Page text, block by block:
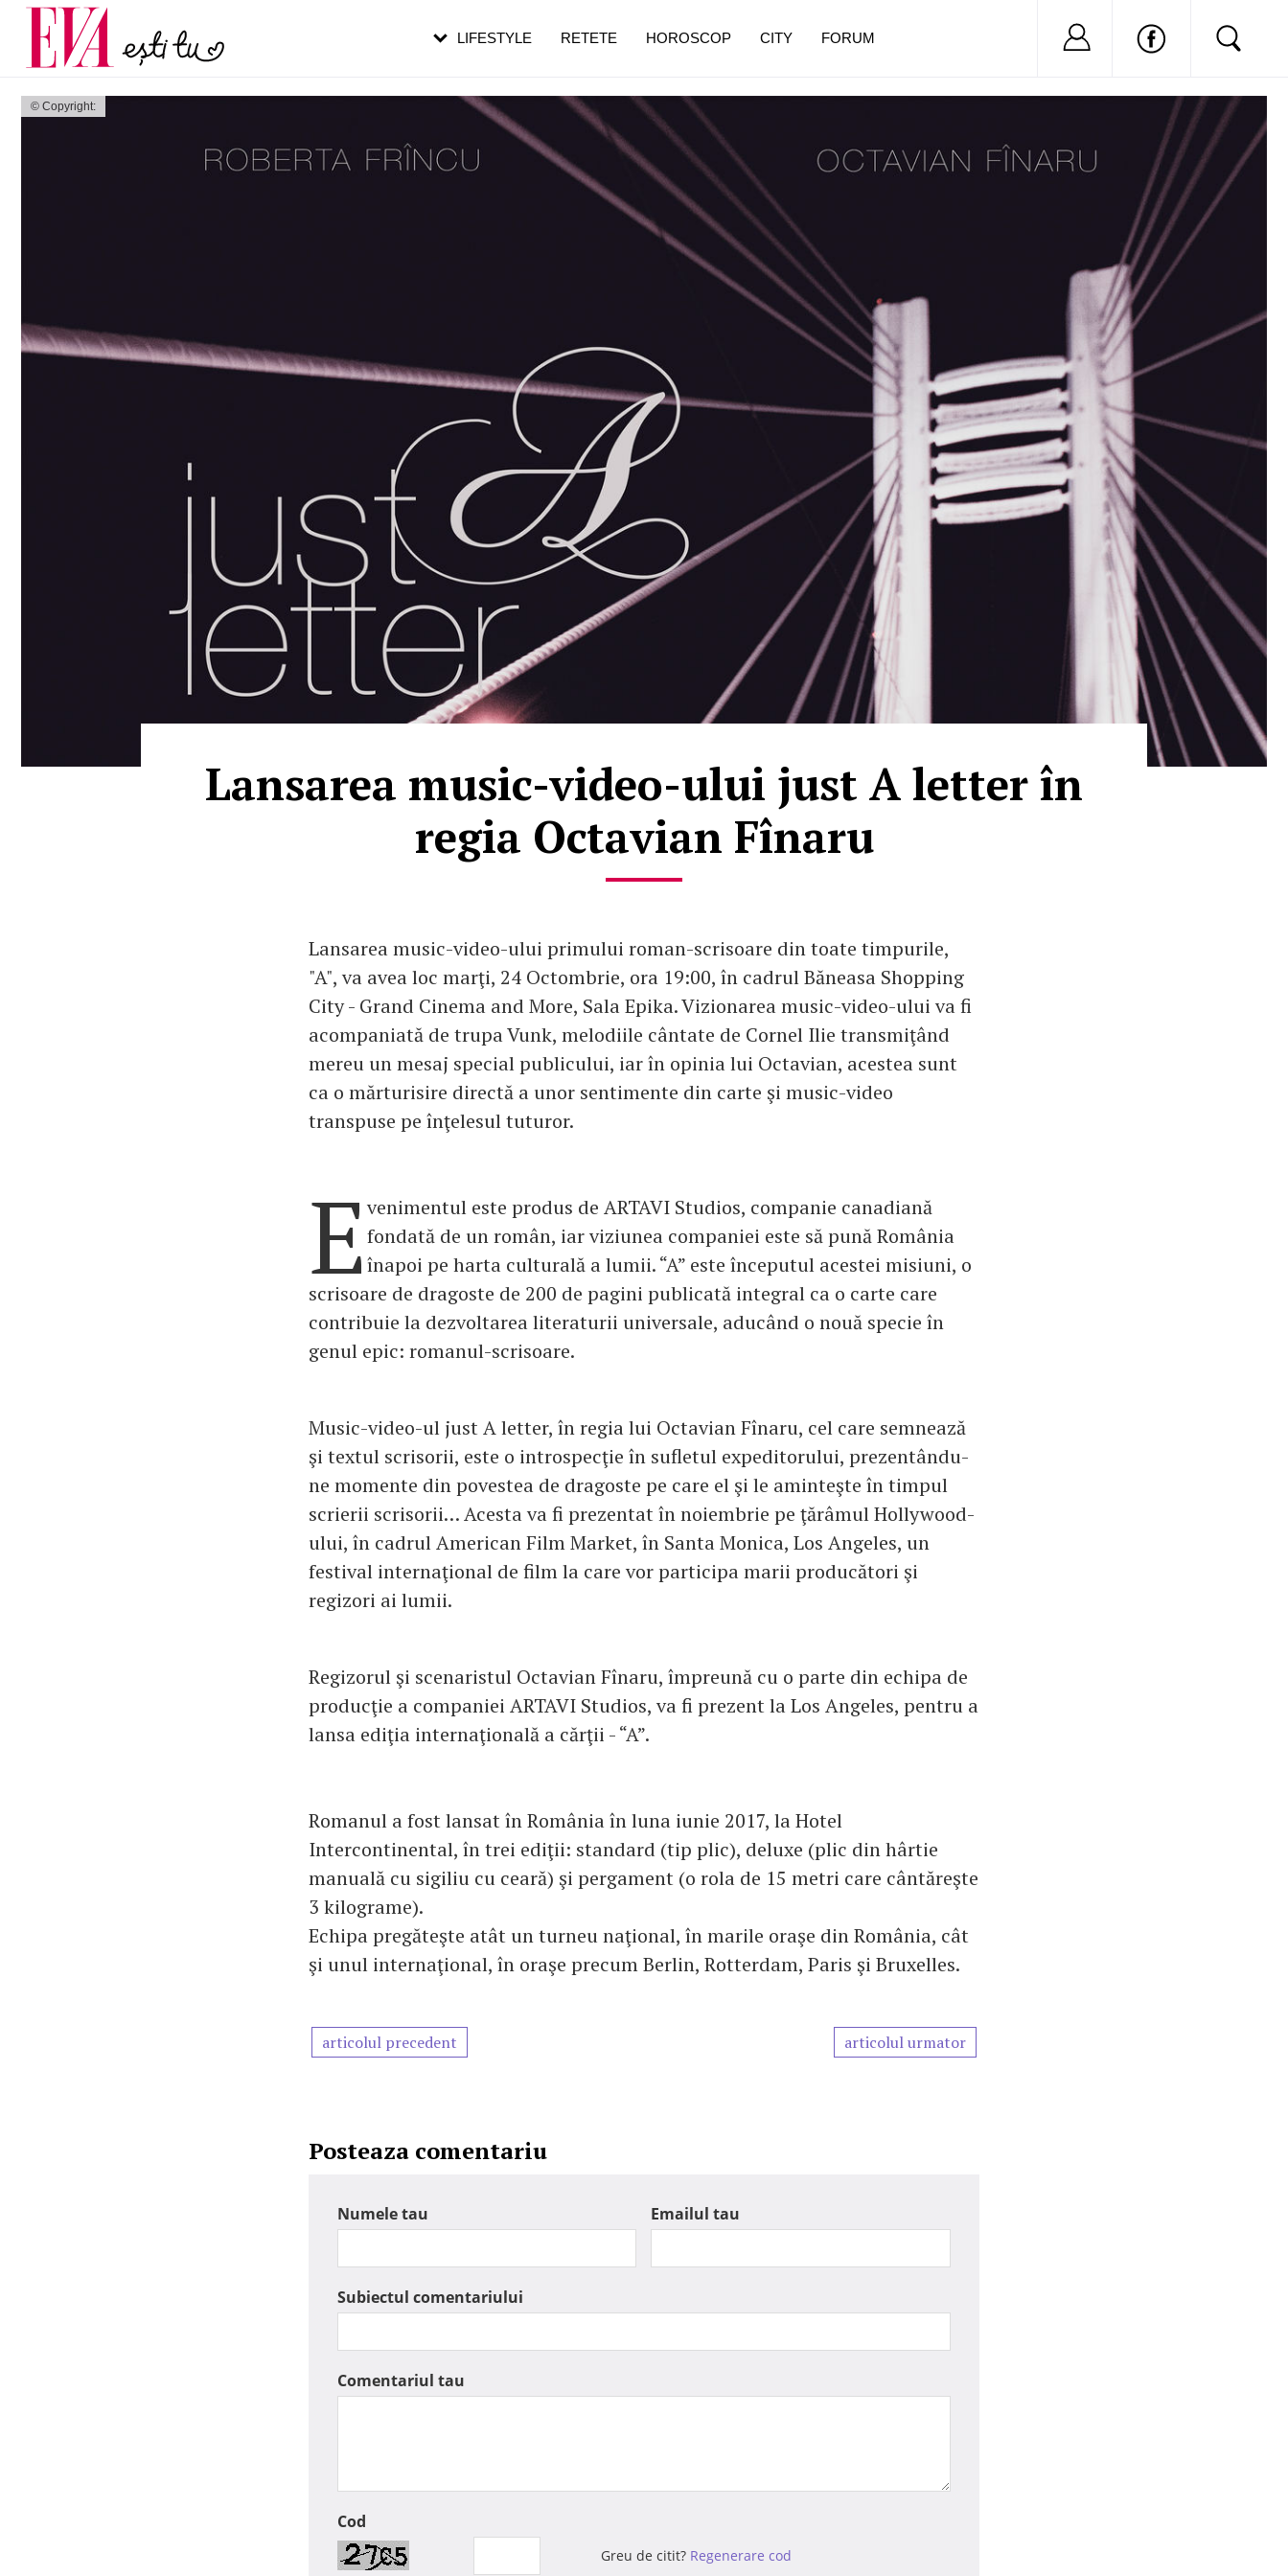
© Copyright:
Lansarea music-video-ului just A letter în
regia Octavian Fînaru
Lansarea music-video-ului primului roman-scrisoare din toate timpurile,
"A", va avea loc marţi, 24 Octombrie, ora 19:00, în cadrul Băneasa Shopping
City - Grand Cinema and More, Sala Epika. Vizionarea music-video-ului va fi
acompaniată de trupa Vunk, melodiile cântate de Cornel Ilie transmiţând
mereu un mesaj special publicului, iar în opinia lui Octavian, acestea sunt
ca o mărturisire directă a unor sentimente din carte şi music-video
transpuse pe înţelesul tuturor.
E venimentul este produs de ARTAVI Studios, companie canadiană
fondată de un român, iar viziunea companiei este să pună România
înapoi pe harta culturală a lumii. “A” este începutul acestei misiuni, o
scrisoare de dragoste de 200 de pagini publicată integral ca o carte care
contribuie la dezvoltarea literaturii universale, aducând o nouă specie în
genul epic: romanul-scrisoare.
Music-video-ul just A letter, în regia lui Octavian Fînaru, cel care semnează
şi textul scrisorii, este o introspecţie în sufletul expeditorului, prezentându-
ne momente din povestea de dragoste pe care el şi le aminteşte în timpul
scrierii scrisorii… Acesta va fi prezentat în noiembrie pe ţărâmul Hollywood-
ului, în cadrul American Film Market, în Santa Monica, Los Angeles, un
festival internaţional de film la care vor participa marii producători şi
regizori ai lumii.
Regizorul şi scenaristul Octavian Fînaru, împreună cu o parte din echipa de
producţie a companiei ARTAVI Studios, va fi prezent la Los Angeles, pentru a
lansa ediţia internaţională a cărţii - “A”.
Romanul a fost lansat în România în luna iunie 2017, la Hotel
Intercontinental, în trei ediţii: standard (tip plic), deluxe (plic din hârtie
manuală cu sigiliu cu ceară) şi pergament (o rola de 15 metri care cântăreşte
3 kilograme).
Echipa pregăteşte atât un turneu naţional, în marile oraşe din România, cât
şi unul internaţional, în oraşe precum Berlin, Rotterdam, Paris şi Bruxelles.
articolul precedent articolul urmator
Posteaza comentariu
Numele tau Emailul tau
Subiectul comentariului
Comentariul tau
Cod
Greu de citit? Regenerare cod
LIFESTYLE RETETE HOROSCOP CITY FORUM Nu ai cont?
Carieră
Actualitate
pe măsură ce înaintezi în vârstă